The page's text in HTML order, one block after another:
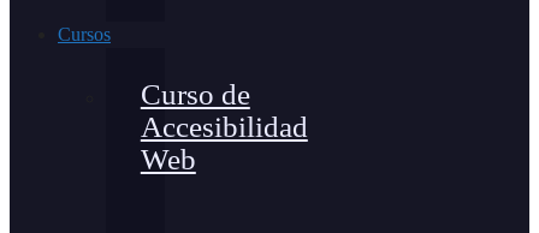
Cursos
Curso de
Accesibilidad
Web